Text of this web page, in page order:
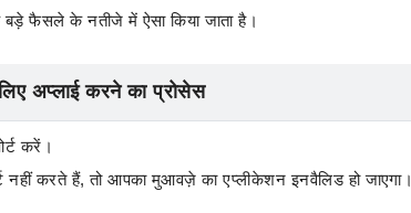
बड़े फैसले के नतीजे में ऐसा किया जाता है।
अप्लाई करने का प्रोसेस
करें।
नहीं करते हैं, तो आपका मुआवज़े का एप्लीकेशन इनवैलिड हो जाएगा।